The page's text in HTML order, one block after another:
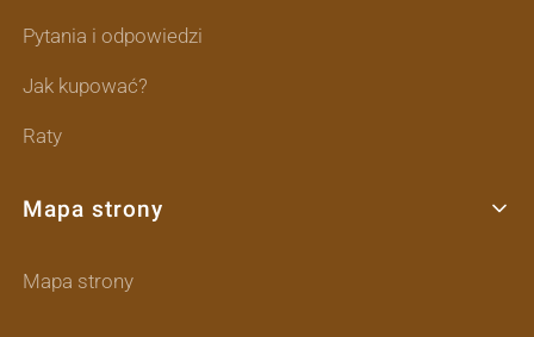
Pytania i odpowiedzi
Jak kupować?
Raty
Mapa strony
Mapa strony